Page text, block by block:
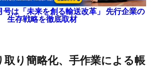
号は「未来を創る輸送改革」 先行企業の
生存戦略を徹底取材